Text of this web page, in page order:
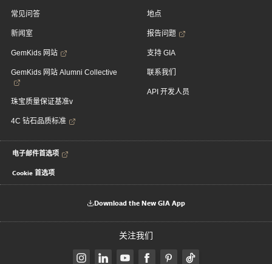
常见问答
新闻室
GemKids 网站
GemKids 网站 Alumni Collective
珠宝质量保证基准v
4C 钻石品质标准
地点
报告问题
支持 GIA
联系我们
API 开发人员
电子邮件首选项
Cookie 首选项
Download the New GIA App
关注我们